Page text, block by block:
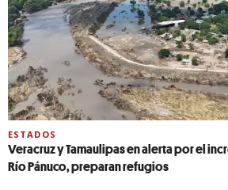
ESTADOS
Veracruz y Tamaulipas en alerta por el
Río Pánuco, preparan refugios